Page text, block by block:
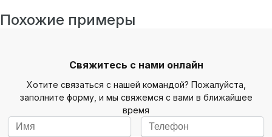
Похожие примеры
Свяжитесь с нами онлайн
Хотите связаться с нашей командой? Пожалуйста,
заполните форму, и мы свяжемся с вами в ближайшее
время